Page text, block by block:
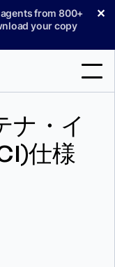
from 800+
your copy
✕
ナ・イ
仕様